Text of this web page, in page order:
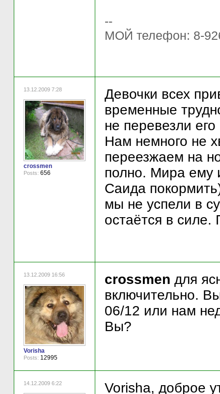
--
МОЙ телефон: 8-
13.12.2009 7:28
crossmen
Posts: 656
Девочки всех
временные
не перевезли его
Нам немного не
переезжаем на
полно. Мира ему
Саида
мы не успели в
остаётся в силе.
13.12.2009 16:56
Vorisha
Posts: 12995
crossmen для
включительно.
06/12 или нам
Вы?
14.12.2009 6:22 Vorisha, доброе